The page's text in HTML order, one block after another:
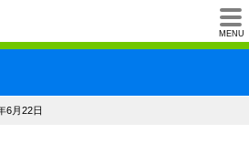
MENU
一般財団法人石川
6月22日